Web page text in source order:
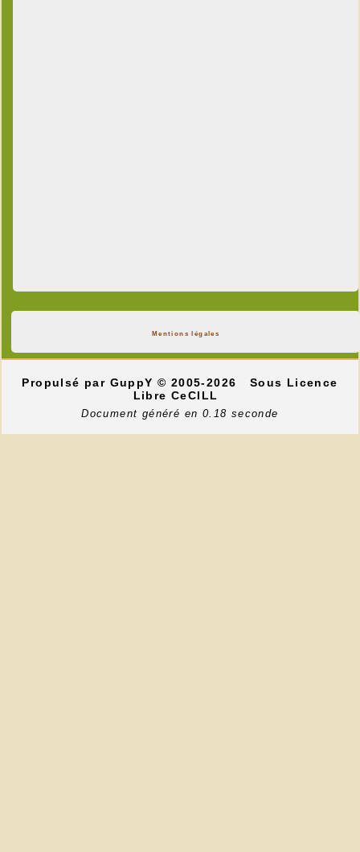
Mentions légales
Propulsé par GuppY© 2005-2026
Sous Licence
Libre CeCILL
Document généré en 0.18 seconde